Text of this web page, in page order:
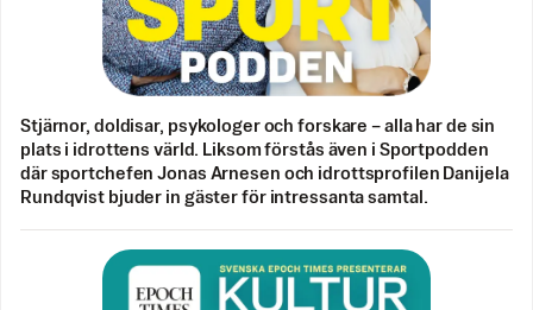
Stjärnor, doldisar, psykologer och forskare – alla har de sin
plats i idrottens värld. Liksom förstås även i Sportpodden
där sportchefen Jonas Arnesen och idrottsprofilen Danijela
Rundqvist bjuder in gäster för intressanta samtal.